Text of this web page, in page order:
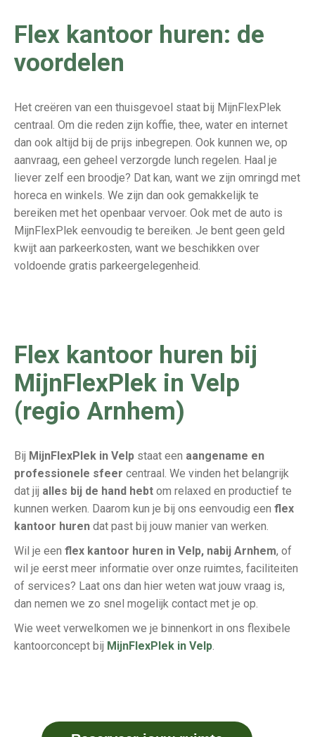
Flex kantoor huren: de
voordelen
Het creëren van een thuisgevoel staat bij MijnFlexPlek
centraal. Om die reden zijn koffie, thee, water en internet
dan ook altijd bij de prijs inbegrepen. Ook kunnen we, op
aanvraag, een geheel verzorgde lunch regelen. Haal je
liever zelf een broodje? Dat kan, want we zijn omringd met
horeca en winkels. We zijn dan ook gemakkelijk te
bereiken met het openbaar vervoer. Ook met de auto is
MijnFlexPlek eenvoudig te bereiken. Je bent geen geld
kwijt aan parkeerkosten, want we beschikken over
voldoende gratis parkeergelegenheid.
Flex kantoor huren bij
MijnFlexPlek in Velp
(regio Arnhem)
Bij MijnFlexPlek in Velp staat een aangename en
professionele sfeer centraal. We vinden het belangrijk
dat jij alles bij de hand hebt om relaxed en productief te
kunnen werken. Daarom kun je bij ons eenvoudig een flex
kantoor huren dat past bij jouw manier van werken.
Wil je een flex kantoor huren in Velp, nabij Arnhem, of
wil je eerst meer informatie over onze ruimtes, faciliteiten
of services? Laat ons dan hier weten wat jouw vraag is,
dan nemen we zo snel mogelijk contact met je op.
Wie weet verwelkomen we je binnenkort in ons flexibele
kantoorconcept bij MijnFlexPlek in Velp.